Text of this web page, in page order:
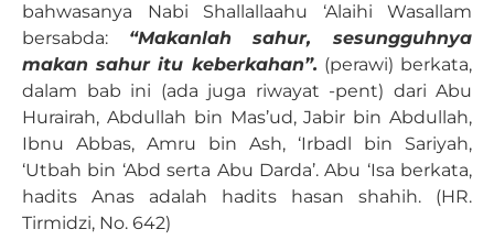
bahwasanya Nabi Shallallaahu ‘Alaihi Wasallam
bersabda: “Makanlah sahur, sesungguhnya
makan sahur itu keberkahan”. (perawi) berkata,
dalam bab ini (ada juga riwayat -pent) dari Abu
Hurairah, Abdullah bin Mas’ud, Jabir bin Abdullah,
Ibnu Abbas, Amru bin Ash, ‘Irbadl bin Sariyah,
‘Utbah bin ‘Abd serta Abu Darda’. Abu ‘Isa berkata,
hadits Anas adalah hadits hasan shahih. (HR.
Tirmidzi, No. 642)